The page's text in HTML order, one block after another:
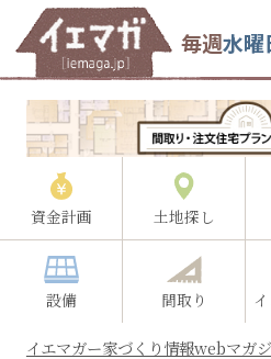
毎週水曜
資金計画 土地探し
設備 間取り
イエマガー家づくり情報webマガ